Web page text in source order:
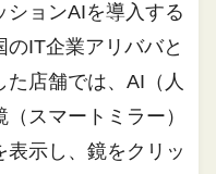
ションAIを導入する
IT企業アリババと
た店舗では、AI（人
スマートミラー）
示し、鏡をクリッ